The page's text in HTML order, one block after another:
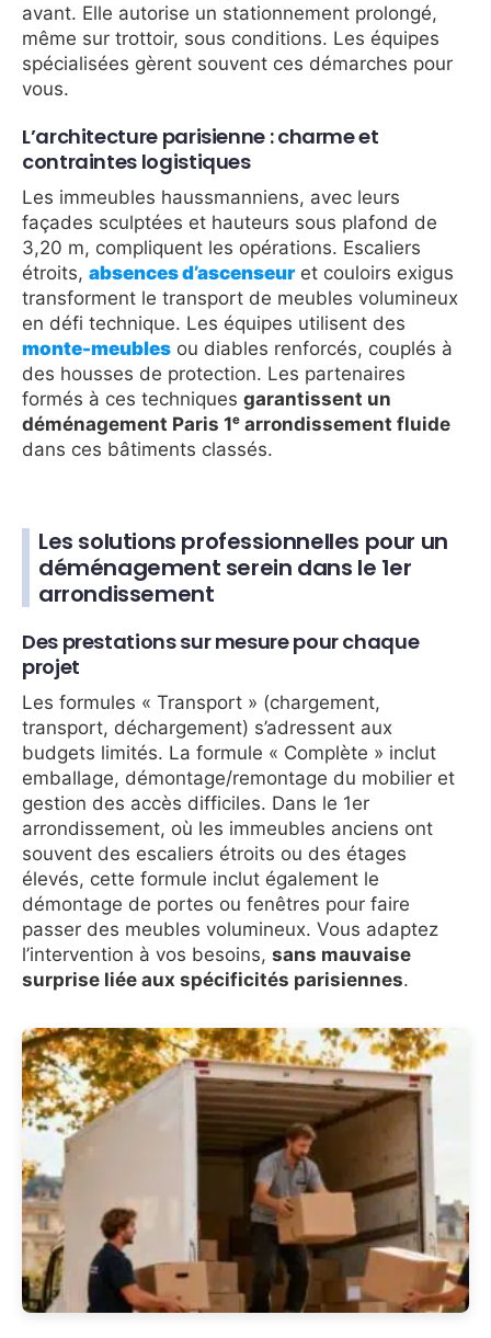
avant. Elle autorise un stationnement prolongé,
même sur trottoir, sous conditions. Les équipes
spécialisées gèrent souvent ces démarches pour
vous.
L’architecture parisienne : charme et
contraintes logistiques
Les immeubles haussmanniens, avec leurs
façades sculptées et hauteurs sous plafond de
3,20 m, compliquent les opérations. Escaliers
étroits, absences d’ascenseuret couloirs exigus
transforment le transport de meubles volumineux
en défi technique. Les équipes utilisent des
monte-meubles ou diables renforcés, couplés à
des housses de protection. Les partenaires
formés à ces techniques garantissent un
déménagement Paris 1ᵉ arrondissement fluide
dans ces bâtiments classés.
Les solutions professionnelles pour un
déménagement serein dans le 1er
arrondissement
Des prestations sur mesure pour chaque
projet
Les formules « Transport » (chargement,
transport, déchargement) s’adressent aux
budgets limités. La formule « Complète » inclut
emballage, démontage/remontage du mobilier et
gestion des accès difficiles. Dans le 1er
arrondissement, où les immeubles anciens ont
souvent des escaliers étroits ou des étages
élevés, cette formule inclut également le
démontage de portes ou fenêtres pour faire
passer des meubles volumineux. Vous adaptez
l’intervention à vos besoins, sans mauvaise
surprise liée aux spécificités parisiennes.